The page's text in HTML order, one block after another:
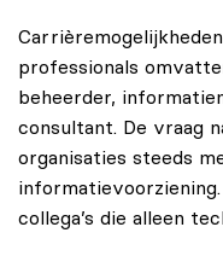
professionals
beheerder,
consultant. De vraag
organisaties steeds
collega’s die alleen